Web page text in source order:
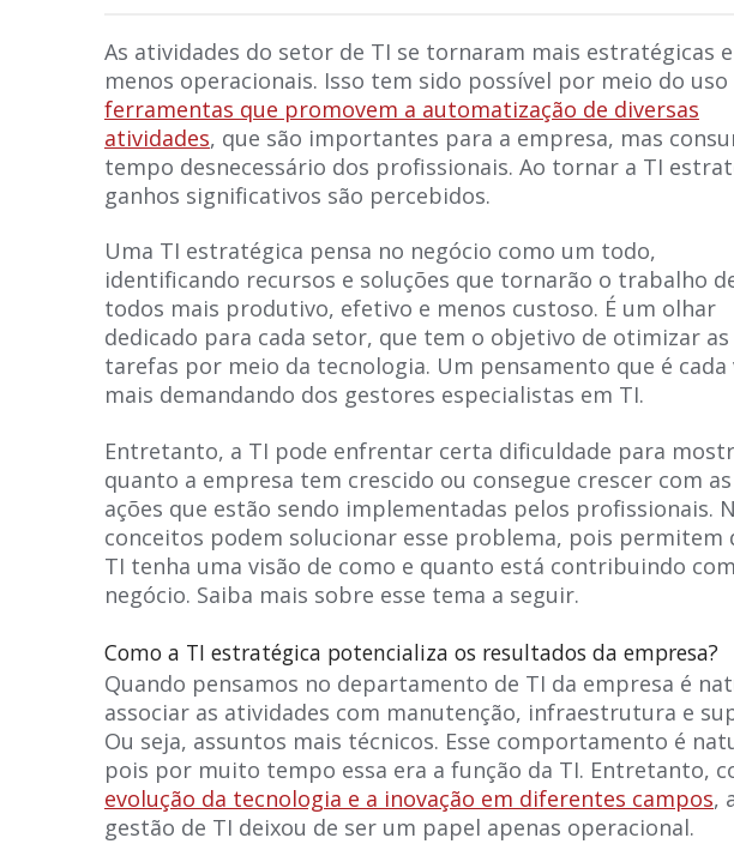
As atividades do setor de TI se tornaram mais estratégicas e
menos operacionais. Isso tem sido possível por meio do uso
ferramentas que promovem a automatização de diversas
atividades, que são importantes para a empresa, mas
tempo desnecessário dos profissionais. Ao tornar a TI
ganhos significativos são percebidos.
Uma TI estratégica pensa no negócio como um todo,
identificando recursos e soluções que tornarão o trabalho
todos mais produtivo, efetivo e menos custoso. É um olhar
dedicado para cada setor, que tem o objetivo de otimizar as
tarefas por meio da tecnologia. Um pensamento que é cada
mais demandando dos gestores especialistas em TI.
Entretanto, a TI pode enfrentar certa dificuldade para
quanto a empresa tem crescido ou consegue crescer com as
ações que estão sendo implementadas pelos profissionais.
conceitos podem solucionar esse problema, pois permitem
TI tenha uma visão de como e quanto está contribuindo
negócio. Saiba mais sobre esse tema a seguir.
Como a TI estratégica potencializa os resultados da empresa?
Quando pensamos no departamento de TI da empresa é
associar as atividades com manutenção, infraestrutura e
Ou seja, assuntos mais técnicos. Esse comportamento é
pois por muito tempo essa era a função da TI. Entretanto,
evolução da tecnologia e a inovação em diferentes campos,
gestão de TI deixou de ser um papel apenas operacional.